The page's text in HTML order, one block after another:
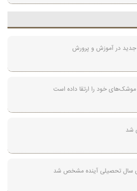
موشک‌های خود را ارتقا داده است
شد
سال تحصیلی آینده مشخص شد